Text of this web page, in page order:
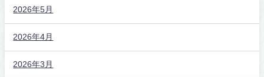
2026年5月
2026年4月
2026年3月